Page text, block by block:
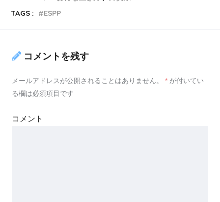
TAGS :
ESPP
コメントを残す
メールアドレスが公開されることはありません。 * が付いてい
る欄は必須項目です
コメント